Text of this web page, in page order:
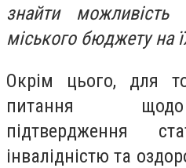
знайти
міського бюджету на
Окрім цього, для
питання
підтвердження
інвалідністю та